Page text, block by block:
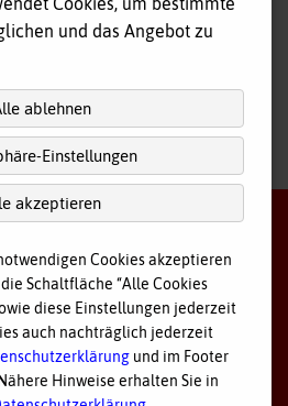
oben
Kreuz - Kreisverband Ostallgäu
Einstellungen
und das Angebot zu
ablehnen
Einstellungen
akzeptieren
Cookies akzeptieren
Schaltfläche “Alle Cookies
diese Einstellungen jederzeit
auch nachträglich jederzeit
und im Footer
Hinweise erhalten Sie in